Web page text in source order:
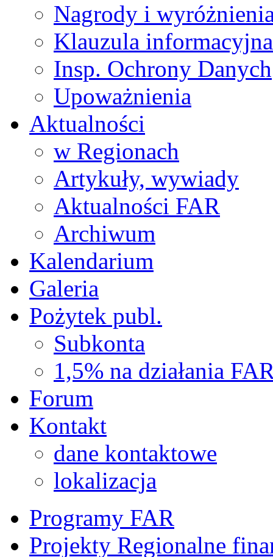
Nagrody i
Klauzula informacyjna
Insp. Ochrony Danych
Upoważnienia
Aktualności
w Regionach
Artykuły, wywiady
Aktualności FAR
Archiwum
Kalendarium
Galeria
Pożytek publ.
Subkonta
1,5% na działania
Forum
Kontakt
dane kontaktowe
lokalizacja
Programy FAR
Projekty Regionalne